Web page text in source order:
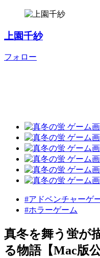
上園千紗
フォロー
#アドベンチャーゲ
#ホラーゲーム
真冬を舞う蛍が
る物語【Mac版